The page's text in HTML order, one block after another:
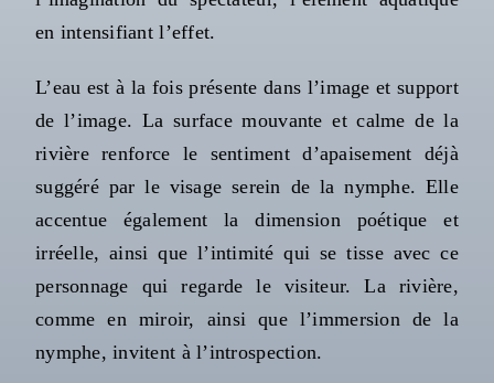
en intensifiant l’effet.
L’eau est à la fois présente dans l’image et support
de l’image. La surface mouvante et calme de la
rivière renforce le sentiment d’apaisement déjà
suggéré par le visage serein de la nymphe. Elle
accentue également la dimension poétique et
irréelle, ainsi que l’intimité qui se tisse avec ce
personnage qui regarde le visiteur. La rivière,
comme en miroir, ainsi que l’immersion de la
nymphe, invitent à l’introspection.